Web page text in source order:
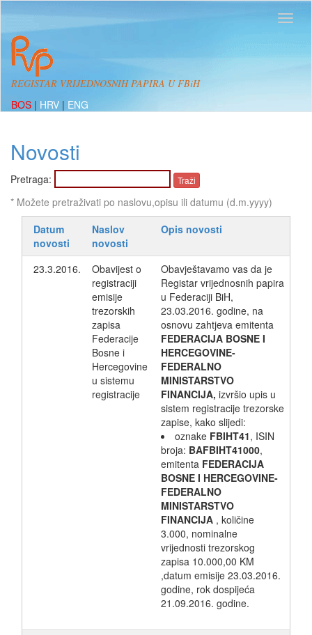
REGISTAR VRIJEDNOSNIH PAPIRA U FBiH
BOS | HRV | ENG
Novosti
Pretraga:
* Možete pretraživati po naslovu,opisu ili datumu (d.m.yyyy)
Datum
novosti
Naslov
novosti
Opis novosti
23.3.2016.
Obavijest o
registraciji
emisije
trezorskih
zapisa
Federacije
Bosne i
Hercegovine
u sistemu
registracije
Obavještavamo vas da je
Registar vrijednosnih papira
u Federaciji BiH,
23.03.2016. godine, na
osnovu zahtjeva emitenta
FEDERACIJA BOSNE I
HERCEGOVINE-
FEDERALNO
MINISTARSTVO
FINANCIJA, izvršio upis u
sistem registracije trezorske
zapise, kako slijedi:
oznake FBIHT41, ISIN
broja: BAFBIHT41000,
emitenta FEDERACIJA
BOSNE I HERCEGOVINE-
FEDERALNO
MINISTARSTVO
FINANCIJA , količine
3.000, nominalne
vrijednosti trezorskog
zapisa 10.000,00 KM
,datum emisije 23.03.2016.
godine, rok dospijeća
21.09.2016. godine.